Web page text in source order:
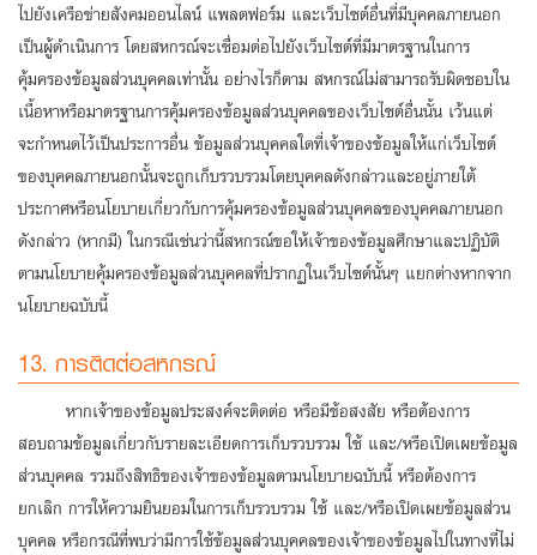
ไปยังเครือข่ายสังคมออนไลน์ แพลตฟอร์ม และเว็บไซต์อื่นที่มีบุคคลภายนอก
เป็นผู้ดําเนินการ โดยสหกรณ์จะเชื่อมต่อไปยังเว็บไซต์ที่มีมาตรฐานในการ
คุ้มครองข้อมูลส่วนบุคคลเท่านั้น อย่างไรก็ตาม สหกรณ์ไม่สามารถรับผิดชอบใน
เนื้อหาหรือมาตรฐานการคุ้มครองข้อมูลส่วนบุคคลของเว็บไซต์อื่นนั้น เว้นแต่
จะกําหนดไว้เป็นประการอื่น ข้อมูลส่วนบุคคลใดที่เจ้าของข้อมูลให้แก่เว็บไซต์
ของบุคคลภายนอกนั้นจะถูกเก็บรวบรวมโดยบุคคลดังกล่าวและอยู่ภายใต้
ประกาศหรือนโยบายเกี่ยวกับการคุ้มครองข้อมูลส่วนบุคคลของบุคคลภายนอก
ดังกล่าว (หากมี) ในกรณีเช่นว่านี้สหกรณ์ขอให้เจ้าของข้อมูลศึกษาและปฏิบัติ
ตามนโยบายคุ้มครองข้อมูลส่วนบุคคลที่ปรากฏในเว็บไซต์นั้นๆ แยกต่างหากจาก
นโยบายฉบับนี้
13. การติดต่อสหกรณ์
หากเจ้าของข้อมูลประสงค์จะติดต่อ หรือมีข้อสงสัย หรือต้องการ
สอบถามข้อมูลเกี่ยวกับรายละเอียดการเก็บรวบรวม ใช้ และ/หรือเปิดเผยข้อมูล
ส่วนบุคคล รวมถึงสิทธิของเจ้าของข้อมูลตามนโยบายฉบับนี้ หรือต้องการ
ยกเลิก การให้ความยินยอมในการเก็บรวบรวม ใช้ และ/หรือเปิดเผยข้อมูลส่วน
บุคคล หรือกรณีที่พบว่ามีการใช้ข้อมูลส่วนบุคคลของเจ้าของข้อมูลไปในทางที่ไม่